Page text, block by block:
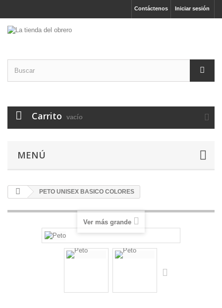
Iniciar sesión
Contáctenos
Carrito vacío
MENÚ
PETO UNISEX BASICO COLORES
Ver más grande